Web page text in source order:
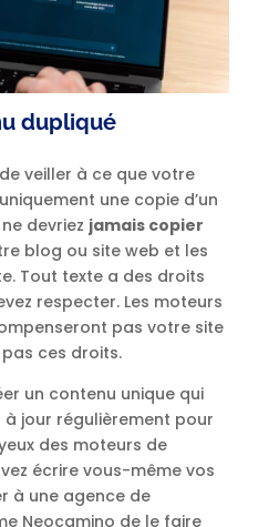
dupliqué
veiller à ce que votre
une copie d’un
devriez jamais copier
blog ou site web et les
Tout texte a des droits
respecter. Les moteurs
pas votre site
ces droits.
un contenu unique qui
jour régulièrement pour
des moteurs de
écrire vous-même vos
à une agence de
Neocamino de le faire